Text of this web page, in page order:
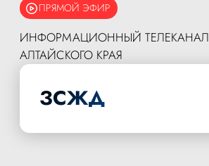
ПРЯМОЙ ЭФИР
ИНФОРМАЦИОННЫЙ ТЕЛЕКАНАЛ
АЛТАЙСКОГО КРАЯ
ЗСЖД